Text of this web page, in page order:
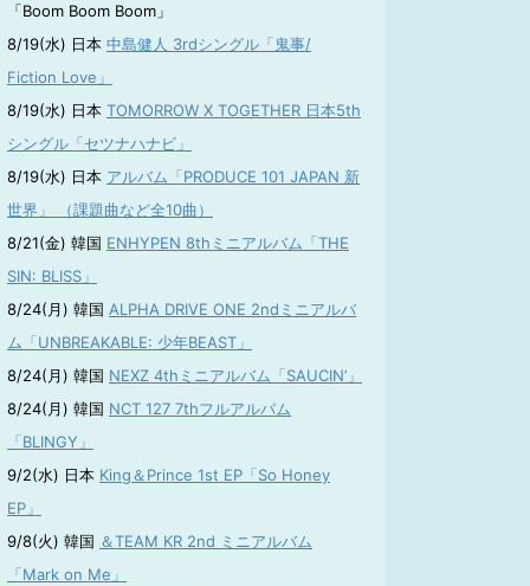
「Boom Boom Boom」
8/19(水) 日本 中島健人 3rdシングル「鬼事/
Fiction Love」
8/19(水) 日本 TOMORROW X TOGETHER 日本5th
シングル「セツナハナビ」
8/19(水) 日本 アルバム「PRODUCE 101 JAPAN 新
世界」 （課題曲など全10曲）
8/21(金) 韓国 ENHYPEN 8thミニアルバム「THE
SIN: BLISS」
8/24(月) 韓国 ALPHA DRIVE ONE 2ndミニアルバ
ム「UNBREAKABLE: 少年BEAST」
8/24(月) 韓国 NEXZ 4thミニアルバム「SAUCIN’」
8/24(月) 韓国 NCT 127 7thフルアルバム
「BLINGY」
9/2(水) 日本 King＆Prince 1st EP「So Honey
EP」
9/8(火) 韓国 ＆TEAM KR 2nd ミニアルバム
「Mark on Me」